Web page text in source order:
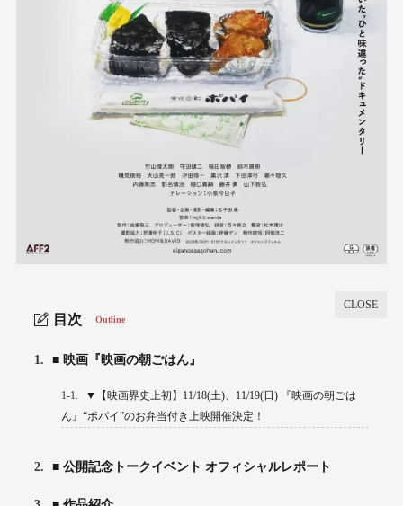
目次 Outline
1. ■ 映画『映画の朝ごはん』
1-1.
▼【映画界史上初】11/18(土)、11/19(日) 『映画の朝ごは
ん』“ポパイ”のお弁当付き上映開催決定！
2. ■ 公開記念トークイベント オフィシャルレポート